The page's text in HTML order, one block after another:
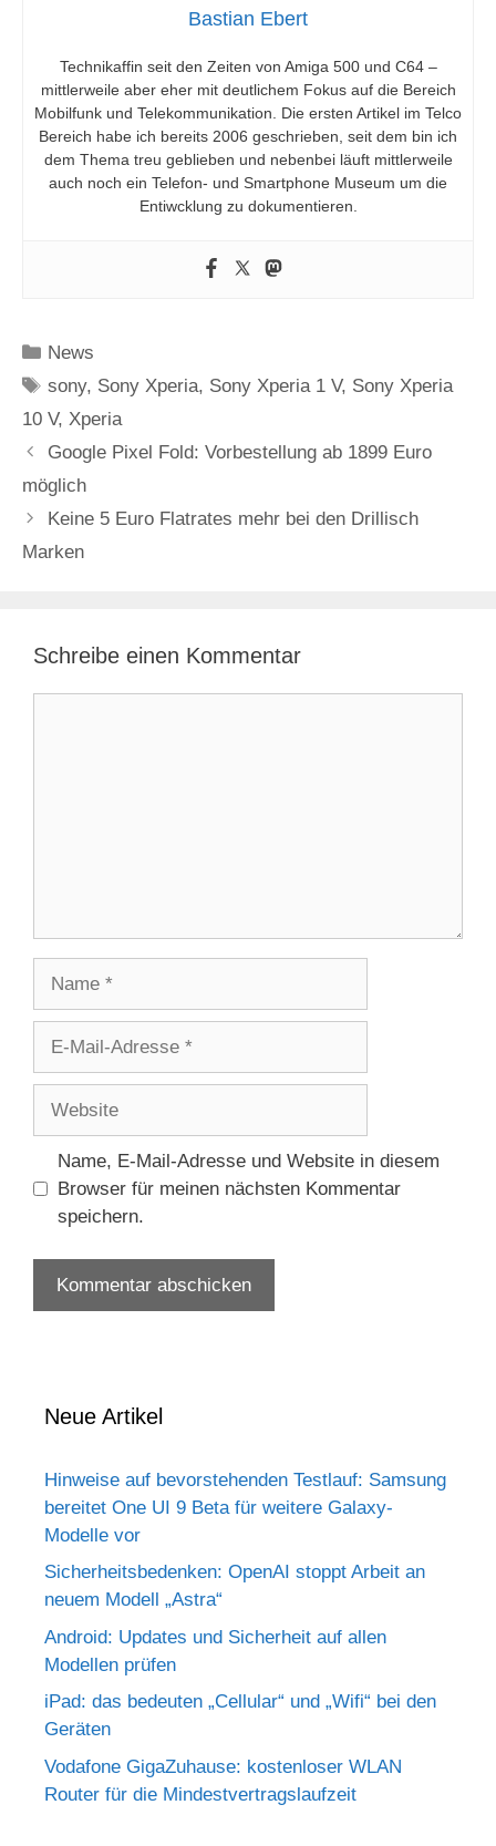
Bastian Ebert
Technikaffin seit den Zeiten von Amiga 500 und C64 –
mittlerweile aber eher mit deutlichem Fokus auf die Bereich
Mobilfunk und Telekommunikation. Die ersten Artikel im Telco
Bereich habe ich bereits 2006 geschrieben, seit dem bin ich
dem Thema treu geblieben und nebenbei läuft mittlerweile
auch noch ein Telefon- und Smartphone Museum um die
Entiwcklung zu dokumentieren.
Kategorien
News
Schlagwörter
sony, Sony Xperia, Sony Xperia 1 V, Sony Xperia
10 V, Xperia
Google Pixel Fold: Vorbestellung ab 1899 Euro
möglich
Keine 5 Euro Flatrates mehr bei den Drillisch
Marken
Schreibe einen Kommentar
Adresse
Name, E-Mail-Adresse und Website in diesem
Browser für meinen nächsten Kommentar
speichern.
Neue Artikel
Hinweise auf bevorstehenden Testlauf: Samsung
bereitet One UI 9 Beta für weitere Galaxy-
Modelle vor
Sicherheitsbedenken: OpenAI stoppt Arbeit an
neuem Modell „Astra“
Android: Updates und Sicherheit auf allen
Modellen prüfen
iPad: das bedeuten „Cellular“ und „Wifi“ bei den
Geräten
Vodafone GigaZuhause: kostenloser WLAN
Router für die Mindestvertragslaufzeit